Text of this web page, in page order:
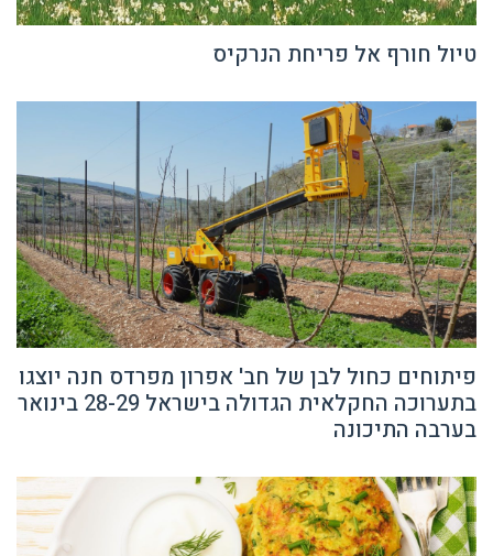
טיול חורף אל פריחת הנרקיס
פיתוחים כחול לבן של חב' אפרון מפרדס חנה יוצגו
בתערוכה החקלאית הגדולה בישראל 28-29 בינואר
בערבה התיכונה